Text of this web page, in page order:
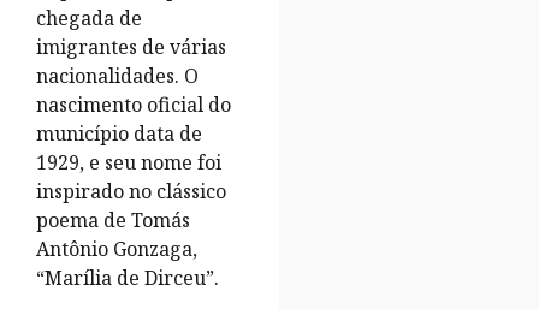
chegada de
imigrantes de várias
nacionalidades. O
nascimento oficial do
município data de
1929, e seu nome foi
inspirado no clássico
poema de Tomás
Antônio Gonzaga,
“Marília de Dirceu”.